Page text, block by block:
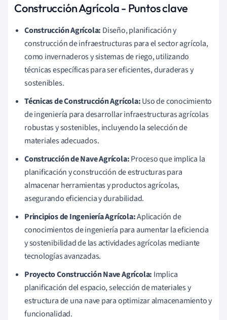
Construcción Agrícola - Puntos clave
Construcción Agrícola: Diseño, planificación y
construcción de infraestructuras para el sector agrícola,
como invernaderos y sistemas de riego, utilizando
técnicas específicas para ser eficientes, duraderas y
sostenibles.
Técnicas de Construcción Agrícola:Uso de conocimiento
de ingeniería para desarrollar infraestructuras agrícolas
robustas y sostenibles, incluyendo la selección de
materiales adecuados.
Construcción de Nave Agrícola:Proceso que implica la
planificación y construcción de estructuras para
almacenar herramientas y productos agrícolas,
asegurando eficiencia y durabilidad.
Principios de Ingeniería Agrícola:Aplicación de
conocimientos de ingeniería para aumentar la eficiencia
y sostenibilidad de las actividades agrícolas mediante
tecnologías avanzadas.
Proyecto Construcción Nave Agrícola: Implica
planificación del espacio, selección de materiales y
estructura de una nave para optimizar almacenamiento y
funcionalidad.